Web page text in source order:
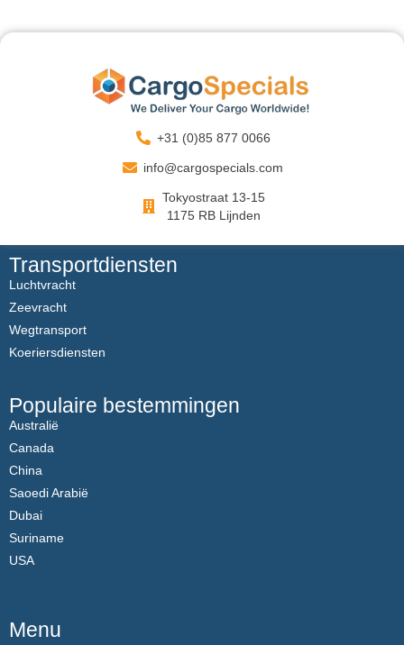
+31 (0)85 877 0066
info@cargospecials.com
Tokyostraat 13-15
1175 RB Lijnden
Transportdiensten
Luchtvracht
Zeevracht
Wegtransport
Koeriersdiensten
Populaire bestemmingen
Australië
Canada
China
Saoedi Arabië
Dubai
Suriname
USA
Menu